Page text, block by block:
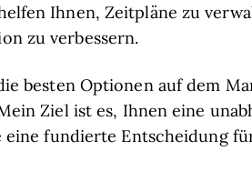
Ihnen, Zeitpläne zu
zu verbessern.
besten Optionen auf dem
Ziel ist es, Ihnen eine
eine fundierte Entscheidung